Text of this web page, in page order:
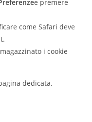
e premere
come Safari deve
i cookie
dedicata.